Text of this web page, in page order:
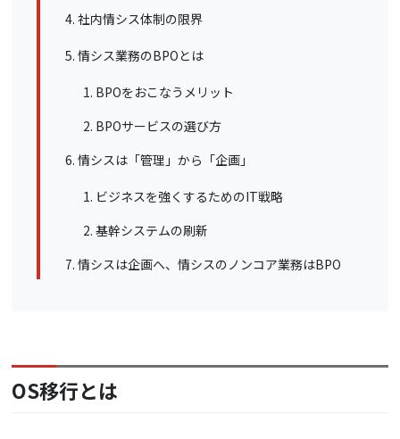
社内情シス体制の限界
情シス業務のBPOとは
BPOをおこなうメリット
BPOサービスの選び方
情シスは「管理」から「企画」
ビジネスを強くするためのIT戦略
基幹システムの刷新
情シスは企画へ、情シスのノンコア業務はBPO
OS移行とは